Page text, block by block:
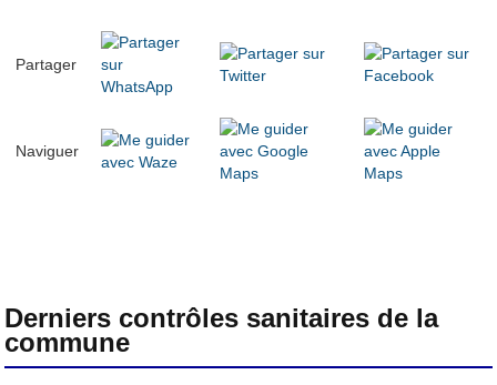
Partager
Naviguer
Derniers contrôles sanitaires de la
commune